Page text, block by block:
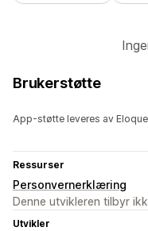
Brukerstøtte
App-støtte leveres av
Ressurser
Personvernerklæring
Denne utvikleren tilbyr
Utvikler